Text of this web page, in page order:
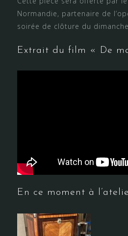
Normandie, partenaire de
soirée de clôture du
Extrait du film « De
En ce moment à